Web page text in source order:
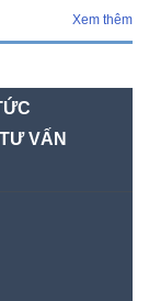
Xem thêm
VẤN